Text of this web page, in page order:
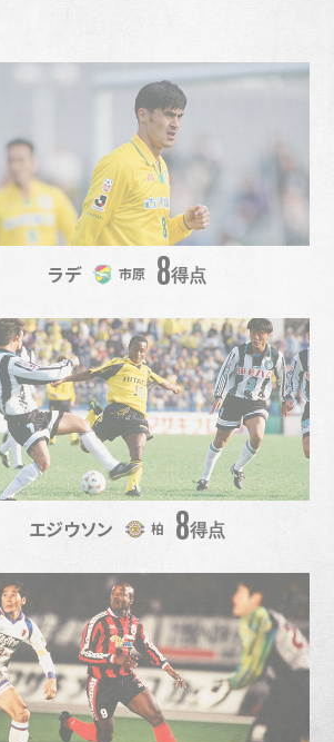
ラデ 市原 8得点
エジウソン 柏 8得点